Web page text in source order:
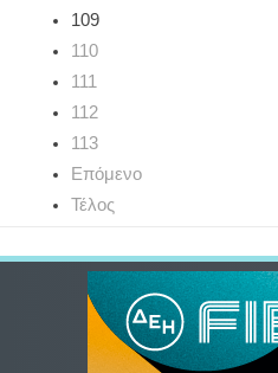
109
110
111
112
113
Επόμενο
Τέλος